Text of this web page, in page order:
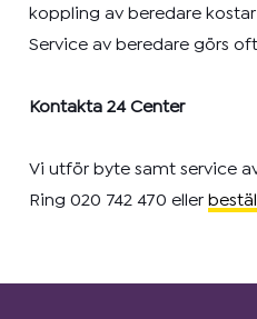
koppling av beredare
Service av beredare görs
Kontakta 24 Center
Vi utför byte samt service
Ring 020 742 470 eller